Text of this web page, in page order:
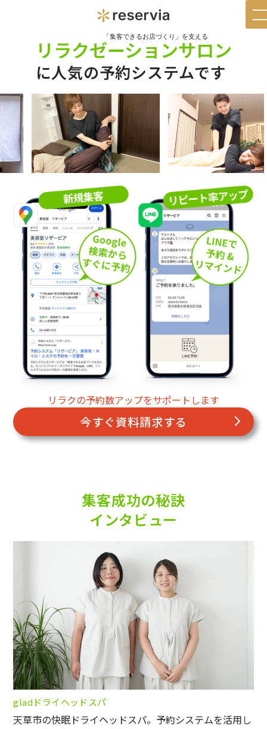
「集客できるお店づくり」を支える
リラクゼーションサロン
に人気の予約システムです
リラクの予約数アップをサポートします
今すぐ資料請求する
集客成功の秘訣
インタビュー
gladドライヘッドスパ
天草市の快眠ドライヘッドスパ。予約システムを活用し